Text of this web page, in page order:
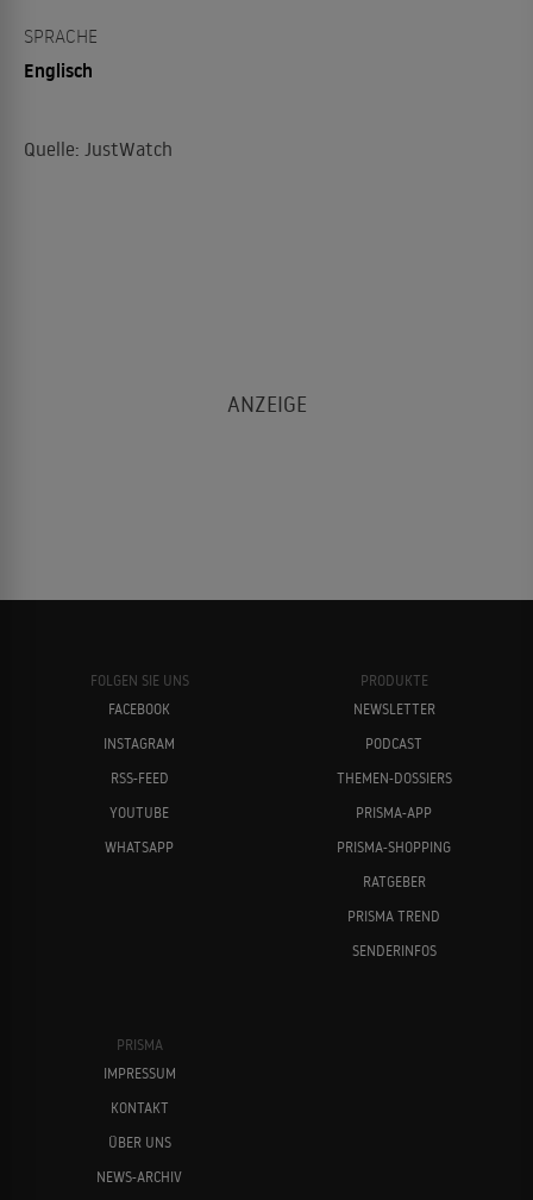
SPRACHE
Englisch
Quelle: JustWatch
FOLGEN SIE UNS
FACEBOOK
INSTAGRAM
RSS-FEED
YOUTUBE
WHATSAPP
PRODUKTE
NEWSLETTER
PODCAST
THEMEN-DOSSIERS
PRISMA-APP
PRISMA-SHOPPING
RATGEBER
PRISMA TREND
SENDERINFOS
PRISMA
IMPRESSUM
KONTAKT
ÜBER UNS
NEWS-ARCHIV